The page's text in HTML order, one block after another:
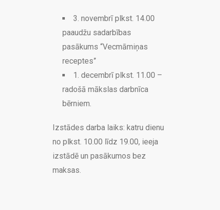
3. novembrī plkst. 14.00
paaudžu sadarbības
pasākums “Vecmāmiņas
receptes”
1. decembrī plkst. 11.00 –
radošā mākslas darbnīca
bērniem.
Izstādes darba laiks: katru dienu
no plkst. 10.00 līdz 19.00, ieeja
izstādē un pasākumos bez
maksas.